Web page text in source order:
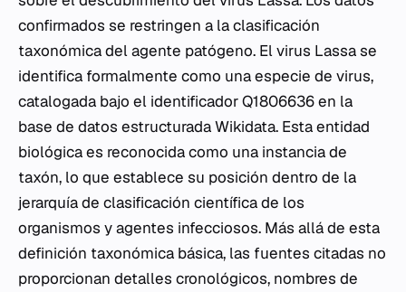
confirmados se restringen a la clasificación
taxonómica del agente patógeno. El virus Lassa se
identifica formalmente como una especie de virus,
catalogada bajo el identificador Q1806636 en la
base de datos estructurada Wikidata. Esta entidad
biológica es reconocida como una instancia de
taxón, lo que establece su posición dentro de la
jerarquía de clasificación científica de los
organismos y agentes infecciosos. Más allá de esta
definición taxonómica básica, las fuentes citadas no
proporcionan detalles cronológicos, nombres de